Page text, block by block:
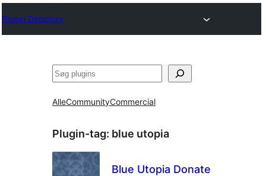
Plugin Directory
Søg
AlleCommunityCommercial
Plugin-tag: blue utopia
Blue Utopia Donate